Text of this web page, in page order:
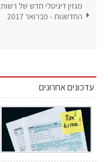
מגזין דיגיטלי חדש של רשות
החדשנות - פברואר 2017
עדכונים אחרונים